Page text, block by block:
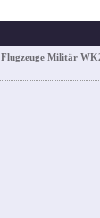
Flugzeuge Militär